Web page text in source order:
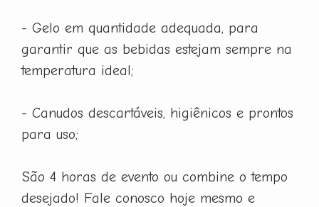
- Gelo em quantidade adequada, para
garantir que as bebidas estejam sempre na
temperatura ideal;
- Canudos descartáveis, higiênicos e prontos
para uso;
São 4 horas de evento ou combine o tempo
desejado! Fale conosco hoje mesmo e